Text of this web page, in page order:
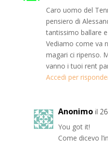
Caro uomo del
pensiero di
tantissimo ballare
Vediamo come va
magari ci ripenso.
vanno i tuoi rent
Accedi per
Anonimo il
You got it!
Come dicevo